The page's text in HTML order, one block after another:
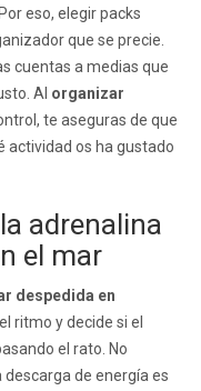
eso, elegir packs
que se precie.
cuentas a medias que
Al organizar
te aseguras de que
actividad os ha gustado
adrenalina
el mar
despedida en
ritmo y decide si el
el rato. No
de energía es